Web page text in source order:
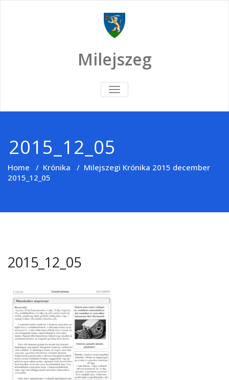
Milejszeg
TOGGLE
NAVIGATION
2015_12_05
Home / Krónika / Milejszegi Krónika 2015 december
2015_12_05
2015_12_05